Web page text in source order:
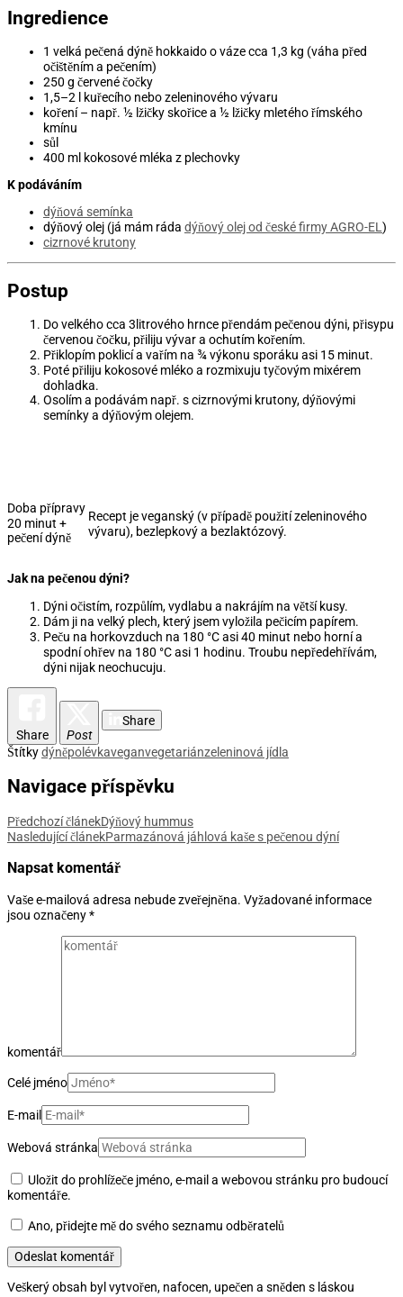
Ingredience
1 velká pečená dýně hokkaido o váze cca 1,3 kg (váha před
očištěním a pečením)
250 g červené čočky
1,5–2 l kuřecího nebo zeleninového vývaru
koření – např. ½ lžičky skořice a ½ lžičky mletého římského
kmínu
sůl
400 ml kokosové mléka z plechovky
K podáváním
dýňová semínka
dýňový olej (já mám ráda dýňový olej od české firmy AGRO-EL )
cizrnové krutony
Postup
Do velkého cca 3litrového hrnce přendám pečenou dýni, přisypu
červenou čočku, přiliju vývar a ochutím kořením.
Přiklopím poklicí a vařím na ¾ výkonu sporáku asi 15 minut.
Poté přiliju kokosové mléko a rozmixuju tyčovým mixérem
dohladka.
Osolím a podávám např. s cizrnovými krutony, dýňovými
semínky a dýňovým olejem.
Doba přípravy
20 minut +
pečení dýně
Recept je veganský (v případě použití zeleninového
vývaru), bezlepkový a bezlaktózový.
Jak na pečenou dýni?
Dýni očistím, rozpůlím, vydlabu a nakrájím na větší kusy.
Dám ji na velký plech, který jsem vyložila pečicím papírem.
Peču na horkovzduch na 180 °C asi 40 minut nebo horní a
spodní ohřev na 180 °C asi 1 hodinu. Troubu nepředehřívám,
dýni nijak neochucuju.
Share Post
Share
Štítkydýněpolévkaveganvegetariánzeleninová jídla
Navigace příspěvku
Předchozí článekDýňový hummus
Nasledující článekParmazánová jáhlová kaše s pečenou dýní
Napsat komentář
Vaše e-mailová adresa nebude zveřejněna. Vyžadované informace
jsou označeny*
komentář
Celé jméno
E-mail
Webová stránka
Uložit do prohlížeče jméno, e-mail a webovou stránku pro budoucí
komentáře.
Ano, přidejte mě do svého seznamu odběratelů
Veškerý obsah byl vytvořen, nafocen, upečen a sněden s láskou